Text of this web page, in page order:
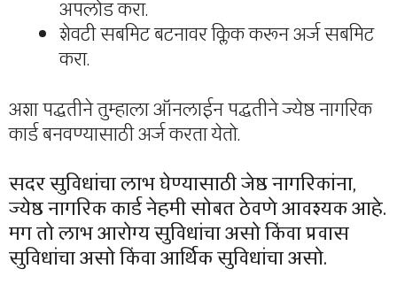
अपलोड करा.
शेवटी सबमिट बटनावर क्लिक करून अर्ज सबमिट
करा.
अशा पद्धतीने तुम्हाला ऑनलाईन पद्धतीने ज्येष्ठ नागरिक
कार्ड बनवण्यासाठी अर्ज करता येतो.
सदर सुविधांचा लाभ घेण्यासाठी जेष्ठ नागरिकांना,
ज्येष्ठ नागरिक कार्डनेहमी सोबत ठेवणे आवश्यक आहे.
मग तो लाभ आरोग्य सुविधांचा असो किंवा प्रवास
सुविधांचा असो किंवा आर्थिक सुविधांचा असो.